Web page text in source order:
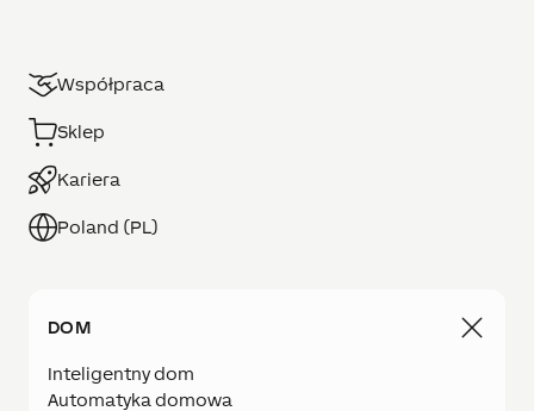
Współpraca
Sklep
Kariera
Poland (PL)
DOM
Inteligentny dom
Automatyka domowa